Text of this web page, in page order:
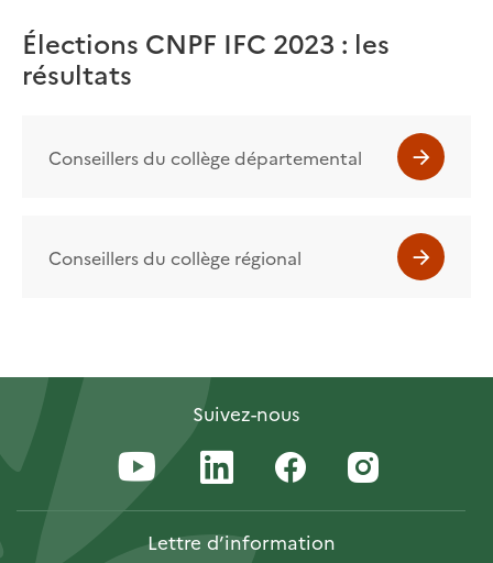
Élections CNPF IFC 2023 : les
résultats
Conseillers du collège départemental
Conseillers du collège régional
Suivez-nous
Lettred’information